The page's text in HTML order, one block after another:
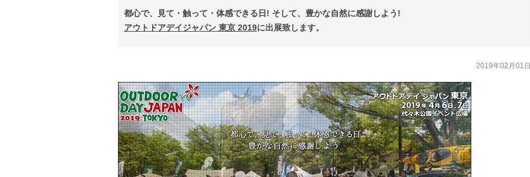
都心で、見て・触って・体感できる日! そして、豊かな自然に感謝しよう!
アウトドアデイジャパン 東京 2019に出展致します。
2019年02月01日